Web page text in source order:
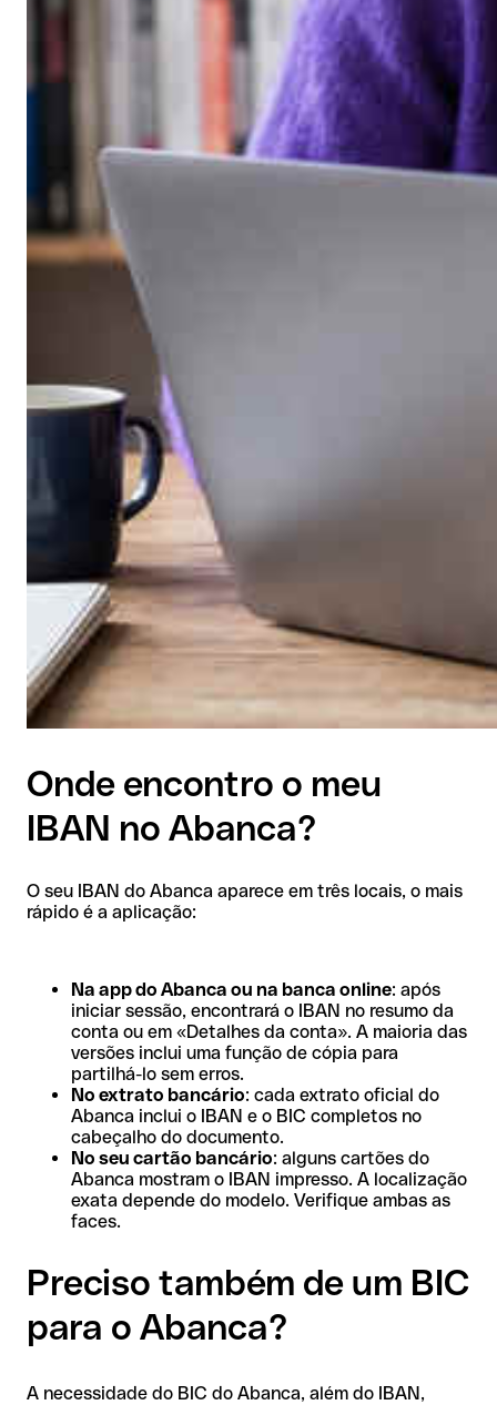
Onde encontro o meu
IBAN no Abanca?
O seu IBAN do Abanca aparece em três locais, o mais
rápido é a aplicação:
Na app do Abanca ou na banca online: após
iniciar sessão, encontrará o IBAN no resumo da
conta ou em «Detalhes da conta». A maioria das
versões inclui uma função de cópia para
partilhá-lo sem erros.
No extrato bancário: cada extrato oficial do
Abanca inclui o IBAN e o BIC completos no
cabeçalho do documento.
No seu cartão bancário: alguns cartões do
Abanca mostram o IBAN impresso. A localização
exata depende do modelo. Verifique ambas as
faces.
Preciso também de um BIC
para o Abanca?
A necessidade do BIC do Abanca, além do IBAN,